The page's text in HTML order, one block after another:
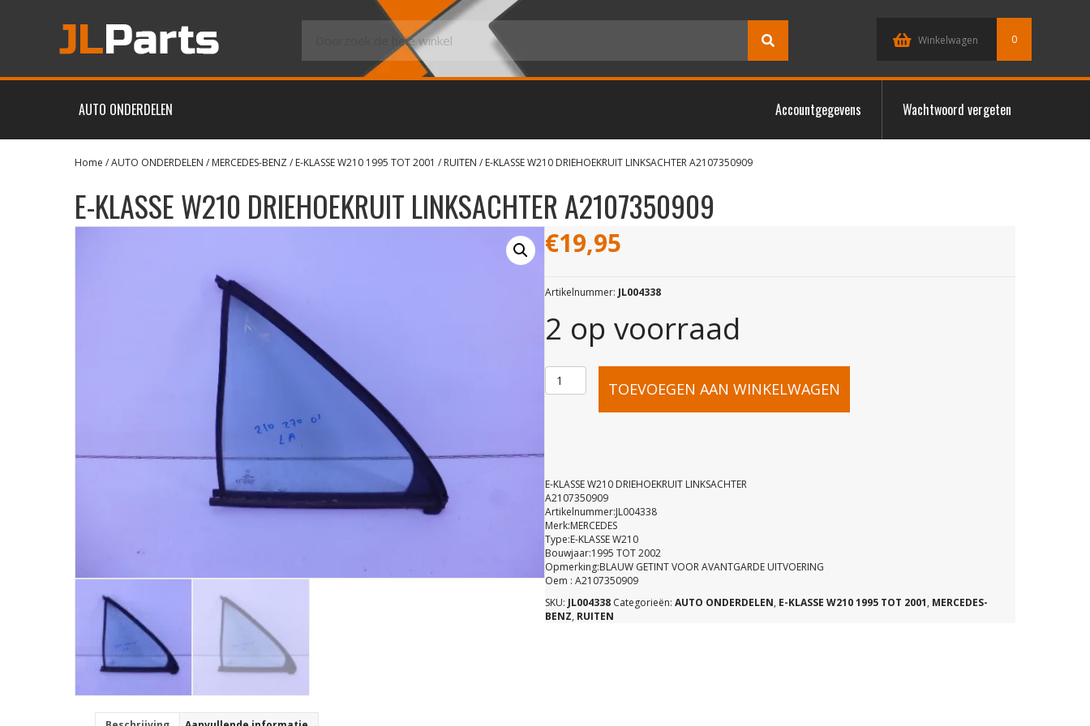
Winkelwagen 0
AUTO ONDERDELEN Accountgegevens Wachtwoord vergeten
Home /AUTO ONDERDELEN / MERCEDES-BENZ/ E-KLASSE W210 1995 TOT 2001 / RUITEN / E-KLASSE W210 DRIEHOEKRUIT LINKSACHTER A2107350909
E-KLASSE W210 DRIEHOEKRUIT LINKSACHTER A2107350909
€19,95
Artikelnummer: JL004338
2 op voorraad
E-
W210
DRIEHOEKRUIT
LINKSACHTER
A2107350909
TOEVOEGEN AAN WINKELWAGEN
E-KLASSE W210 DRIEHOEKRUIT LINKSACHTER
A2107350909
Artikelnummer:JL004338
Merk:MERCEDES
Type:E-KLASSE W210
Bouwjaar:1995 TOT 2002
Opmerking:BLAUW GETINT VOOR AVANTGARDE UITVOERING
Oem : A2107350909
SKU: JL004338 Categorieën: AUTO ONDERDELEN, E-KLASSE W210 1995 TOT 2001, MERCEDES-
BENZ, RUITEN